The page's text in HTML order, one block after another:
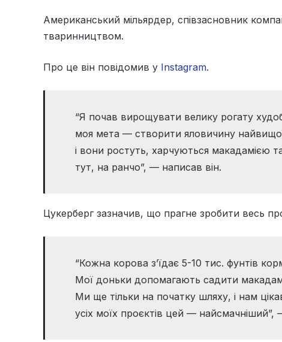
Американський мільярдер, співзасновник
тваринництвом.
Про це він повідомив у Instagram.
“Я почав вирощувати велику рогату
моя мета — створити яловичину
і вони ростуть, харчуються макадамією
тут, на ранчо”, — написав він.
Цукерберг зазначив, що прагне зробити весь
“Кожна корова з’їдає 5-10 тис. фунтів
Мої доньки допомагають садити
Ми ще тільки на початку шляху, і нам
усіх моїх проєктів цей — найсмачніший”,